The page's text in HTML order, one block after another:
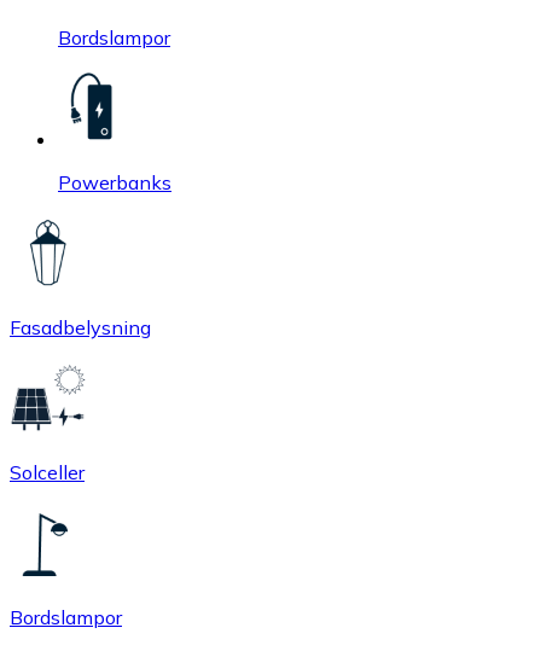
Bordslampor
Powerbanks
Fasadbelysning
Solceller
Bordslampor